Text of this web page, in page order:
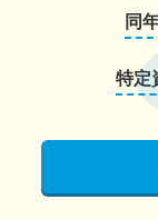
同
特定